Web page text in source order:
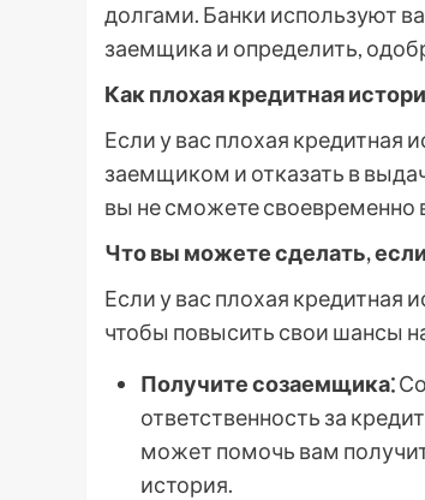
долгами. Банки используют
заемщика и определить,
Как плохая кредитная
Если у вас плохая кредитная
заемщиком и отказать в
вы не сможете своевременно
Что вы можете сделать,
Если у вас плохая кредитная
чтобы повысить свои шансы
Получите созаемщика⁚
ответственность за
может помочь вам
история.